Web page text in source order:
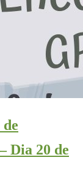
Dia 20 de